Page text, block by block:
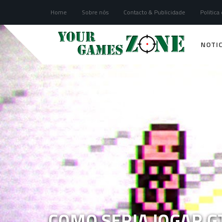
Home Sobre nós Contacto & Publicidade Politica